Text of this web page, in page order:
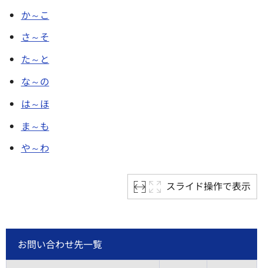
か～こ
さ～そ
た～と
な～の
は～ほ
ま～も
や～わ
スライド操作で表示
お問い合わせ先一覧